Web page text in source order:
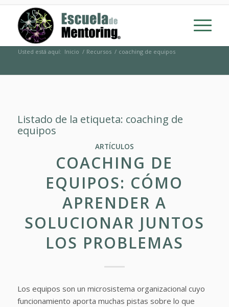
Usted está aquí: Inicio / Recursos / coaching de equipos
Listado de la etiqueta: coaching de
equipos
ARTÍCULOS
COACHING DE
EQUIPOS: CÓMO
APRENDER A
SOLUCIONAR JUNTOS
LOS PROBLEMAS
Los equipos son un microsistema organizacional cuyo
funcionamiento aporta muchas pistas sobre lo que